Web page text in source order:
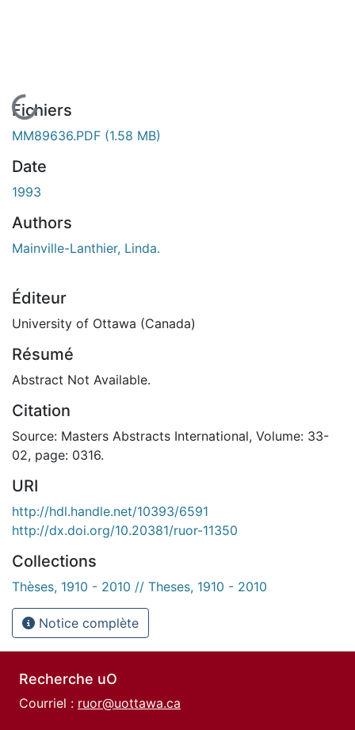
En cours de chargement...
Fichiers
MM89636.PDF (1.58 MB)
Date
1993
Authors
Mainville-Lanthier, Linda.
Éditeur
University of Ottawa (Canada)
Résumé
Abstract Not Available.
Citation
Source: Masters Abstracts International, Volume: 33-
02, page: 0316.
URI
http://hdl.handle.net/10393/6591
http://dx.doi.org/10.20381/ruor-11350
Collections
Thèses, 1910 - 2010 // Theses, 1910 - 2010
Notice complète
Recherche uO
Courriel : ruor@uottawa.ca